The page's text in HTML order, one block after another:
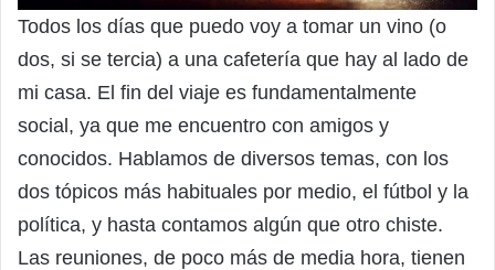
Todos los días que puedo voy a tomar un vino (o
dos, si se tercia) a una cafetería que hay al lado de
mi casa. El fin del viaje es fundamentalmente
social, ya que me encuentro con amigos y
conocidos. Hablamos de diversos temas, con los
dos tópicos más habituales por medio, el fútbol y la
política, y hasta contamos algún que otro chiste.
Las reuniones, de poco más de media hora, tienen